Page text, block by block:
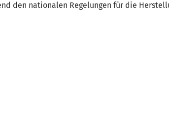
den nationalen Regelungen für die